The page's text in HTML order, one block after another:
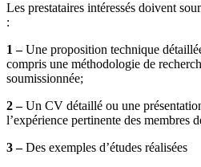
Les prestataires intéressés doivent
:
1 –Une proposition technique
compris une méthodologie de
soumissionnée;
2 –Un CV détaillé ou une
l’expérience pertinente des membres
3 –Des exemples d’études réalisées